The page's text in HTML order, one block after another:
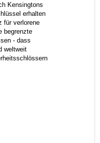
Kensingtons
erhalten
für verlorene
begrenzte
- dass
weltweit